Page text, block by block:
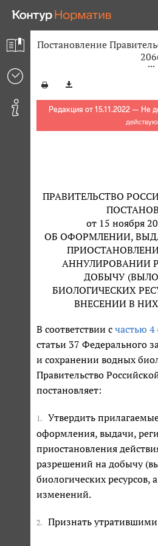
Постановление
Редакция от 15.11.2022 — Не
ПРАВИТЕЛЬСТВО
от 15 ноября
ОБ ОФОРМЛЕНИИ,
АННУЛИРОВАНИИ
ДОБЫЧУ
БИОЛОГИЧЕСКИХ
ВНЕСЕНИИ В
В соответствии с частью 4
статьи 37 Федерального
и сохранении водных
Правительство
постановляет:
1.
Утвердить
оформления, выдачи,
приостановления
разрешений на добычу
биологических ресурсов,
изменений.
2. Признать утратившими